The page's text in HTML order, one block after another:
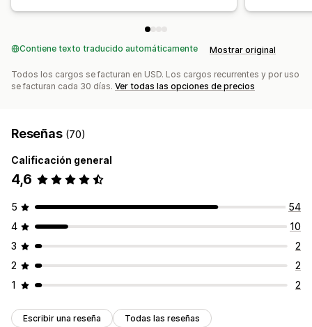
Contiene texto traducido automáticamente Mostrar original
Todos los cargos se facturan en USD. Los cargos recurrentes y por uso
se facturan cada 30 días. Ver todas las opciones de precios
Reseñas (70)
Calificación general
4,6
5
54
4
10
3
2
2
2
1
2
Escribir una reseña Todas las reseñas